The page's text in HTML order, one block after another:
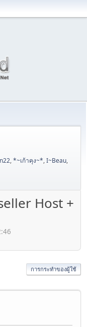
,*~เก้าคุง~*,I~Beau,
Host +
การกระทำของผู้ใช้